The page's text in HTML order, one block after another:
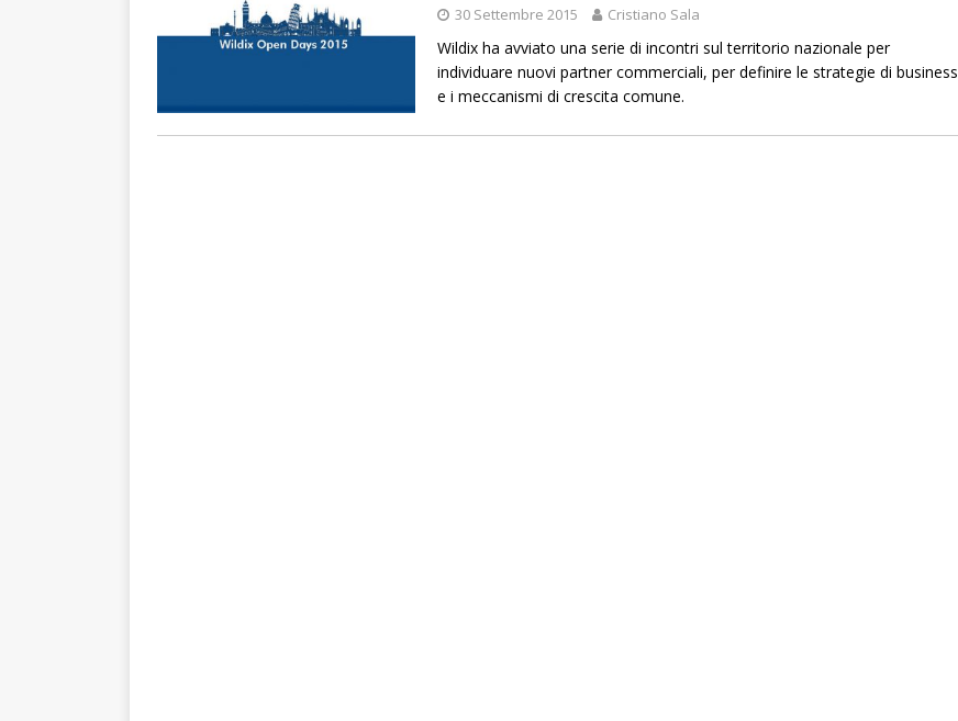
30 Settembre 2015 Cristiano Sala
Wildix ha avviato una serie di incontri sul territorio nazionale per
individuare nuovi partner commerciali, per definire le strategie di business
e i meccanismi di crescita comune.